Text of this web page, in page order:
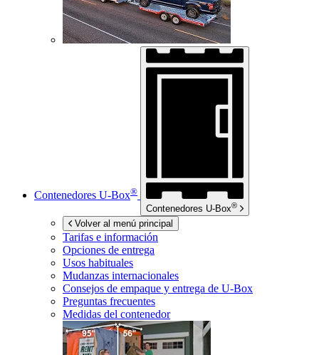
Contenedores U-Box®
Contenedores U-Box®
Volver al menú principal
Tarifas e información
Opciones de entrega
Usos habituales
Mudanzas internacionales
Consejos de empaque y entrega de U-Box
Preguntas frecuentes
Medidas del contenedor